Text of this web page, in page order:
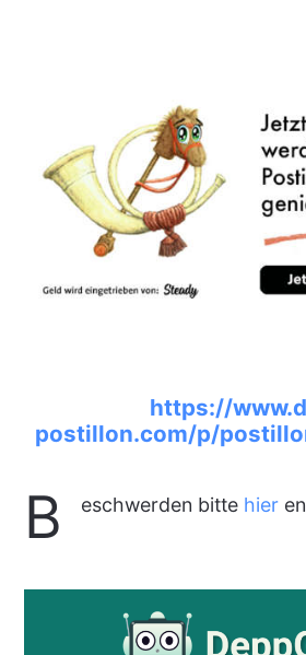
https://
postillon.com/p/
B eschwerden bitte hier